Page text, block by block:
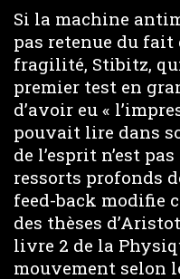
Si la machine
pas retenue du fait
fragilité, Stibitz,
premier test en
d’avoir eu «
pouvait lire dans
de l’esprit n’est
ressorts profonds
feed-back modifie
des thèses
livre 2 de la
mouvement selon